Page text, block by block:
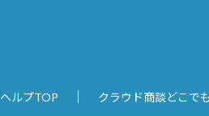
ヘルプTOP クラウド商談どこで